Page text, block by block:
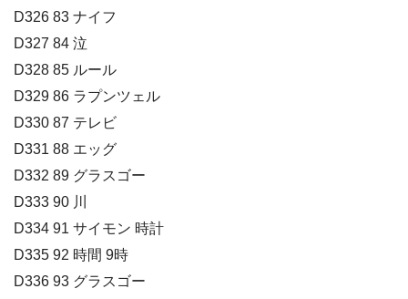
D326 83 ナイフ
D327 84 泣
D328 85 ルール
D329 86 ラプンツェル
D330 87 テレビ
D331 88 エッグ
D332 89 グラスゴー
D333 90 川
D334 91 サイモン 時計
D335 92 時間 9時
D336 93 グラスゴー